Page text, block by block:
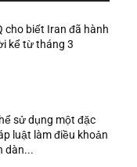
cho biết Iran đã hành
kể từ tháng 3
sử dụng một đặc
luật làm điều khoản
dàn...